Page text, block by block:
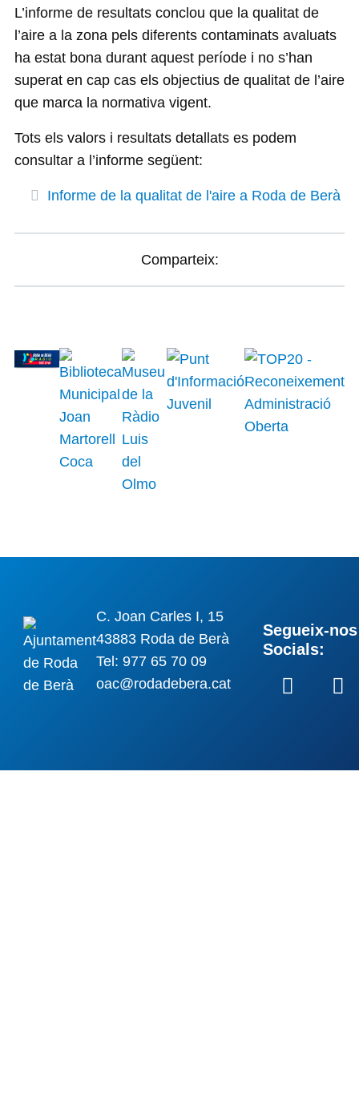
L’informe de resultats conclou que la qualitat de
l’aire a la zona pels diferents contaminats avaluats
ha estat bona durant aquest període i no s’han
superat en cap cas els objectius de qualitat de l’aire
que marca la normativa vigent.
Tots els valors i resultats detallats es podem
consultar a l’informe següent:
Informe de la qualitat de l'aire a Roda de Berà
Comparteix:
C. Joan Carles I, 15
43883 Roda de Berà
Tel: 977 65 70 09
oac@rodadebera.cat
Segueix-
Socials: